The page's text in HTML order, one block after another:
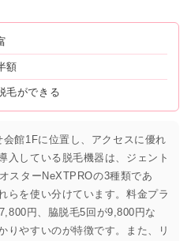
額
毛ができる
館1Fに位置し、アクセスに優れ
入している脱毛機器は、ジェント
スターNeXTPROの3種類であ
らを使い分けています。料金プラ
円、脇脱毛5回が9,800円な
りやすいのが特徴です。また、リ